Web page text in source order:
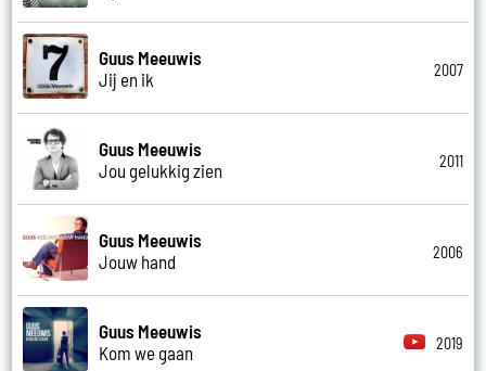
Guus Meeuwis
Jij en ik
2007
Guus Meeuwis
Jou gelukkig zien
2011
Guus Meeuwis
Jouw hand
2006
Guus Meeuwis
Kom we gaan
2019